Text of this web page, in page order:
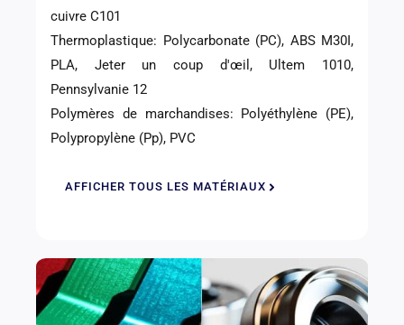
cuivre C101
Thermoplastique: Polycarbonate (PC), ABS M30I,
PLA, Jeter un coup d'œil, Ultem 1010,
Pennsylvanie 12
Polymères de marchandises: Polyéthylène (PE),
Polypropylène (Pp), PVC
AFFICHER TOUS LES MATÉRIAUX